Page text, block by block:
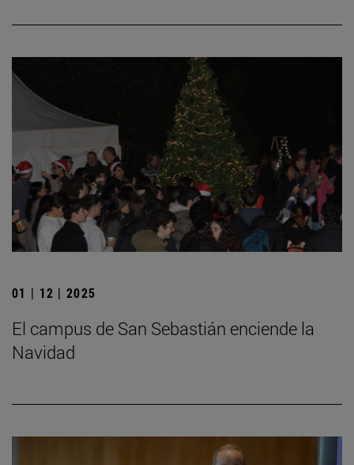
01 | 12 | 2025
El campus de San Sebastián enciende la
Navidad